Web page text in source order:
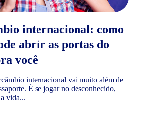
internacional: como
abrir as portas do
você
internacional vai muito além de
É se jogar no desconhecido,
vida...